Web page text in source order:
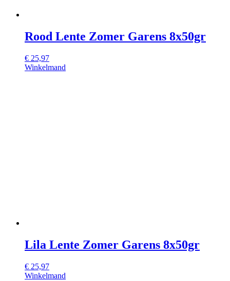
Rood Lente Zomer Garens 8x50gr
€ 25,97
Winkelmand
Lila Lente Zomer Garens 8x50gr
€ 25,97
Winkelmand